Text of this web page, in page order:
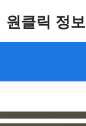
원클릭 정보